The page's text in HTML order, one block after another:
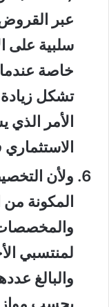
عبر القروض
سلبية على
خاصة عندما
تشكل زيادة
الأمر الذي
ولأن
المكونة من
لمنتسبي